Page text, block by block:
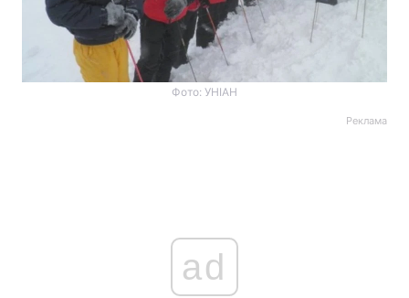
Фото: УНІАН
Реклама
ad